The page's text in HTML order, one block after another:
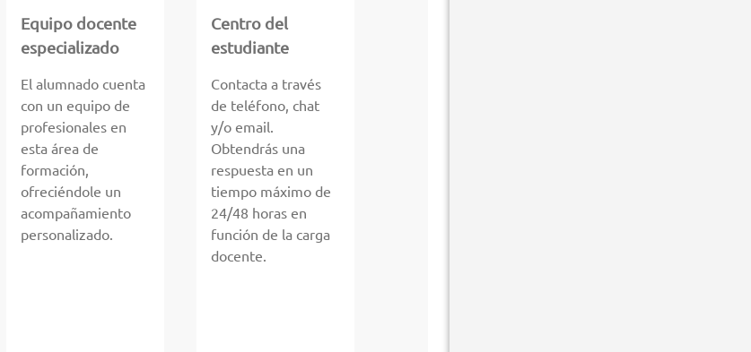
Equipo docente
especializado
El alumnado cuenta
con un equipo de
profesionales en
esta área de
formación,
ofreciéndole un
acompañamiento
personalizado.
Centro del
estudiante
Contacta a través
de teléfono, chat
y/o email.
Obtendrás una
respuesta en un
tiempo máximo de
24/48 horas en
función de la carga
docente.